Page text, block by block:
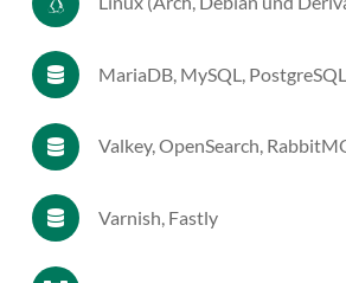
MariaDB, MySQL, PostgreSQL
Valkey, OpenSearch,
Varnish, Fastly